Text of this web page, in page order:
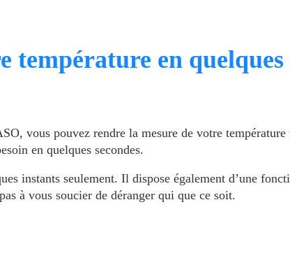
température en quelques
vous pouvez rendre la mesure de votre température
en quelques secondes.
instants seulement. Il dispose également d’une
à vous soucier de déranger qui que ce soit.